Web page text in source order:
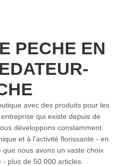
PECHE EN
avec des produits pour les
qui existe depuis de
développons constamment.
et à l'activité florissante - en
nous avons un vaste choix
plus de 50 000 articles.